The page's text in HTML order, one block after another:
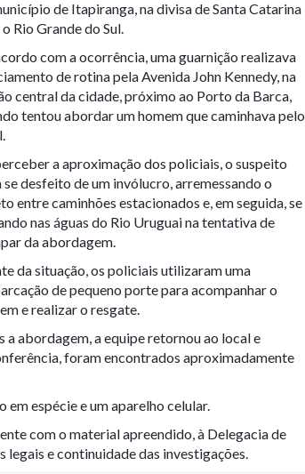
de Itapiranga, na divisa de Santa Catarina
Rio Grande do Sul.
com a ocorrência, uma guarnição realizava
de rotina pela Avenida John Kennedy, na
central da cidade, próximo ao Porto da Barca,
tentou abordar um homem que caminhava pelo
a aproximação dos policiais, o suspeito
desfeito de um invólucro, arremessando o
entre caminhões estacionados e, em seguida, se
nas águas do Rio Uruguai na tentativa de
da abordagem.
da situação, os policiais utilizaram uma
de pequeno porte para acompanhar o
e realizar o resgate.
a abordagem, a equipe retornou ao local e
foram encontrados aproximadamente
espécie e um aparelho celular.
com o material apreendido, à Delegacia de
e continuidade das investigações.